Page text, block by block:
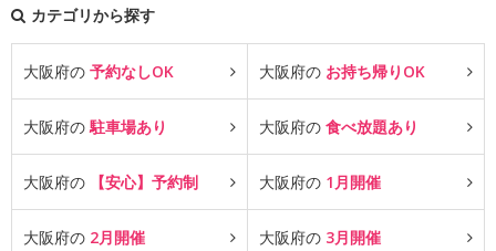
カテゴリから探す
大阪府の 予約なしOK 大阪府の お持ち帰りOK
大阪府の駐車場あり 大阪府の 食べ放題あり
大阪府の 【安心】予約制 大阪府の 1月開催
大阪府の 2月開催 大阪府の 3月開催